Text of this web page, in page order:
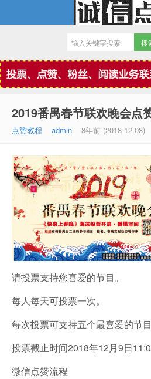
微信点赞
2019番禺春节联欢晚会点
点赞教程 admin 8年前 (2018-12-08)
请投票支持您喜爱的节目。
每人每天可投票一次。
每次投票可支持五个最喜爱的节目
投票截止时间2018年12月9日
微信点赞流程